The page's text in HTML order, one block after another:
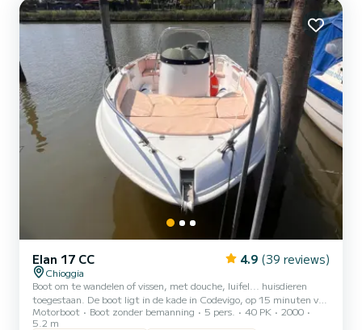
Elan 17 CC 4.9 (39 reviews)
Chioggia
Boot om te wandelen of vissen, met douche, luifel... huisdieren
toegestaan. De boot ligt in de kade in Codevigo, op 15 minuten van
Chioggia en wordt daar afgeleverd.
Motorboot Boot zonder bemanning 5 pers. 40 PK
2000
5.2 m